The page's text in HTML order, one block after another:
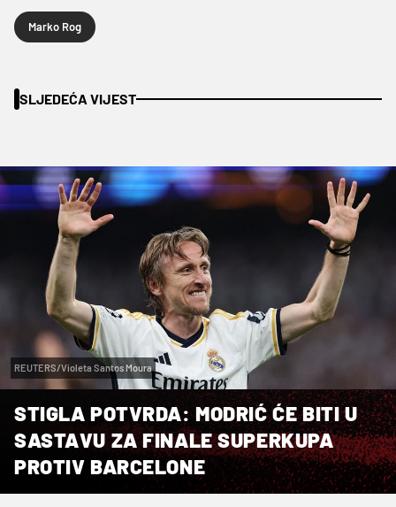
Marko Rog
SLJEDEĆA VIJEST
REUTERS/Violeta Santos Moura
STIGLA POTVRDA: MODRIĆ ĆE BITI U
SASTAVU ZA FINALE SUPERKUPA
PROTIV BARCELONE